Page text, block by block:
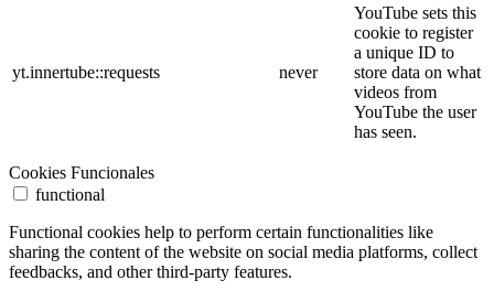
yt.innertube::requests never
YouTube sets this
cookie to register
a unique ID to
store data on what
videos from
YouTube the user
has seen.
Cookies Funcionales
functional
Functional cookies help to perform certain functionalities like
sharing the content of the website on social media platforms, collect
feedbacks, and other third-party features.